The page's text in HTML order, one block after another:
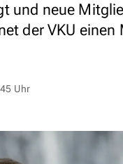
und neue
der VKU
Uhr